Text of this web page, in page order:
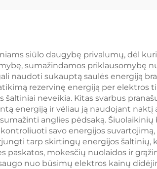
siūlo daugybę privalumų, dėl
sumažindamos priklausomybę
naudoti sukauptą saulės energiją
rezervinę energiją per elektros
neveikia. Kitas svarbus
energiją ir vėliau ją naudojant naktį
anglies pėdsaką.
savo energijos
tarp skirtingų energijos
paskatos, mokesčių nuolaidos ir
nuo būsimų elektros kainų